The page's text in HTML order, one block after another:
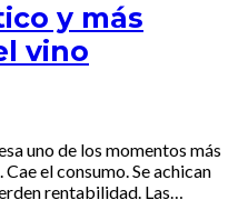
y más
vino
uno de los momentos más
el consumo. Se achican
rentabilidad. Las…